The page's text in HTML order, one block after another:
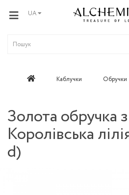
UA
Каблучки Обручки
Золота обручка
Королівська
d)